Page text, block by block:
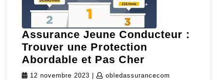
Assurance Jeune Conducteur :
Trouver une Protection
Abordable et Pas Cher
Jeune
12 novembre 2023 12
obledassurancecom